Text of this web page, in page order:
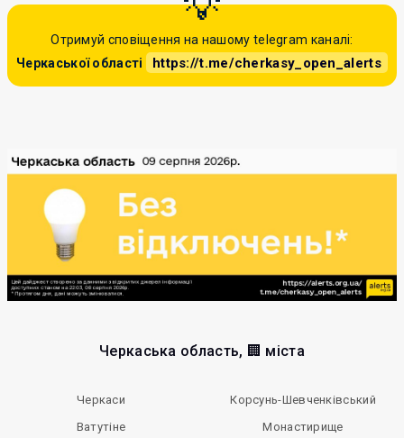
Отримуй сповіщення на нашому telegram каналі:
Черкаської області
https://t.me/cherkasy_open_alerts
Черкаська область, 🏢 міста
Черкаси
Ватутіне
Корсунь-Шевченківський
Монастирище